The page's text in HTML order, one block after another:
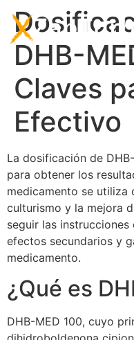
DHB-
Claves
Efectivo
La dosificación de
para obtener los
medicamento se utiliza
culturismo y la mejora
seguir las
efectos secundarios y
medicamento.
¿Qué es
DHB-MED 100, cuyo